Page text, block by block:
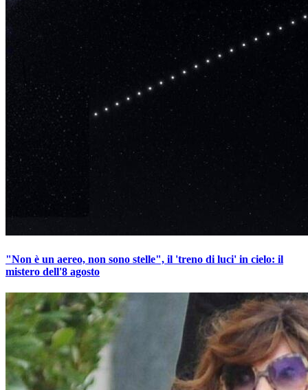
"Non è un aereo, non sono stelle", il 'treno di luci' in cielo: il
mistero dell'8 agosto